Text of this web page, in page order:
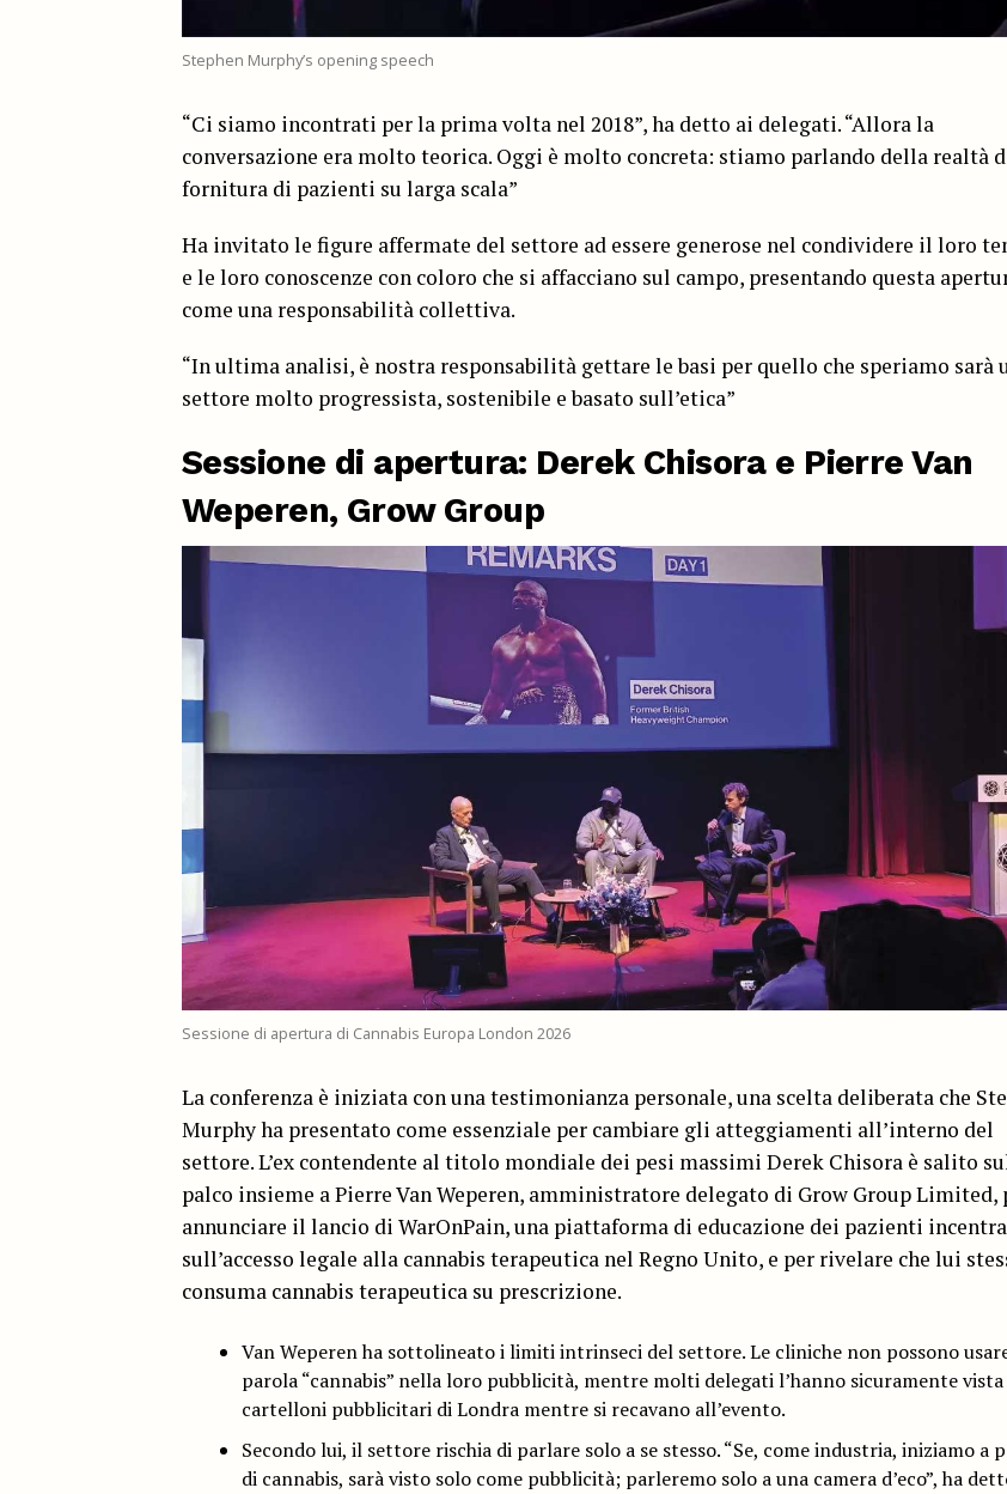
Stephen Murphy’s opening speech
“Ci siamo incontrati per la prima volta nel 2018”, ha detto ai delegati. “Allora la
conversazione era molto teorica. Oggi è molto concreta: stiamo parlando della realtà
fornitura di pazienti su larga scala”
Ha invitato le figure affermate del settore ad essere generose nel condividere il loro
e le loro conoscenze con coloro che si affacciano sul campo, presentando questa
come una responsabilità collettiva.
“In ultima analisi, è nostra responsabilità gettare le basi per quello che speriamo sarà
settore molto progressista, sostenibile e basato sull’etica”
Sessione di apertura: Derek Chisora e Pierre Van
Weperen, Grow Group
Sessione di apertura di Cannabis Europa London 2026
La conferenza è iniziata con una testimonianza personale, una scelta deliberata che
Murphy ha presentato come essenziale per cambiare gli atteggiamenti all’interno del
settore. L’ex contendente al titolo mondiale dei pesi massimi Derek Chisora è salito
palco insieme a Pierre Van Weperen, amministratore delegato di Grow Group Limited,
annunciare il lancio di WarOnPain, una piattaforma di educazione dei pazienti
sull’accesso legale alla cannabis terapeutica nel Regno Unito, e per rivelare che lui
consuma cannabis terapeutica su prescrizione.
Van Weperen ha sottolineato i limiti intrinseci del settore. Le cliniche non possono
parola “cannabis” nella loro pubblicità, mentre molti delegati l’hanno sicuramente vista
cartelloni pubblicitari di Londra mentre si recavano all’evento.
Secondo lui, il settore rischia di parlare solo a se stesso. “Se, come industria, iniziamo a
di cannabis, sarà visto solo come pubblicità; parleremo solo a una camera d’eco”, ha